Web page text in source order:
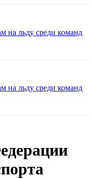
на льду среди команд
на льду среди команд